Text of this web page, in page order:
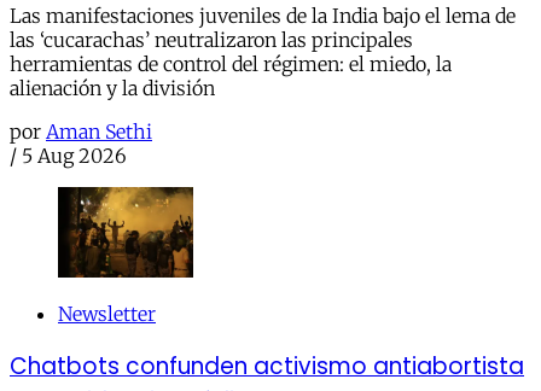
Las manifestaciones juveniles de la India bajo el lema de
las ‘cucarachas’ neutralizaron las principales
herramientas de control del régimen: el miedo, la
alienación y la división
por Aman Sethi
/ 5 Aug 2026
Newsletter
Chatbots confunden activismo antiabortista